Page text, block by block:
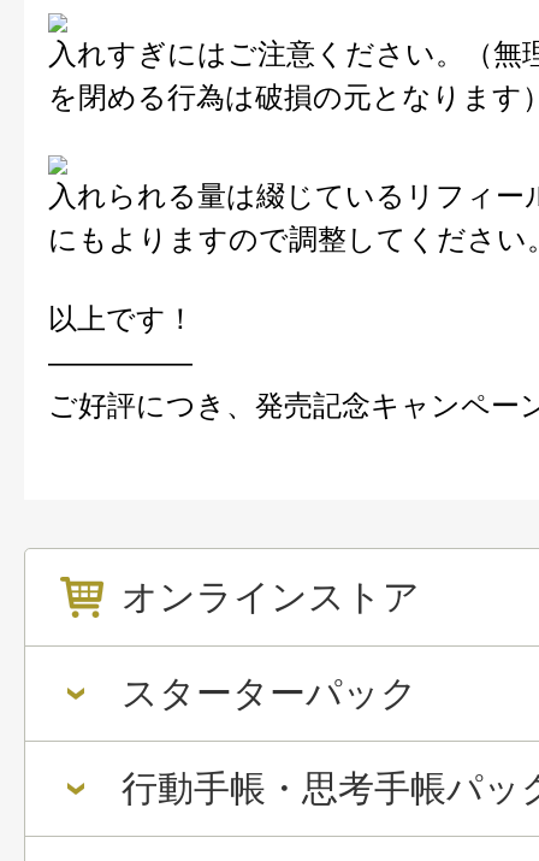
オンラインストア
スターターパック
行動手帳・思考手帳パッ
入れすぎにはご注意ください。（無
を閉める行為は破損の元となります
入れられる量は綴じているリフィー
にもよりますので調整してください
以上です！
—————
ご好評につき、発売記念キャンペー